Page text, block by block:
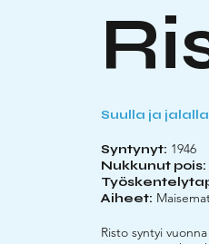
Suulla ja
Syntynyt: 1946
Nukkunut pois:
Aiheet:
Risto syntyi